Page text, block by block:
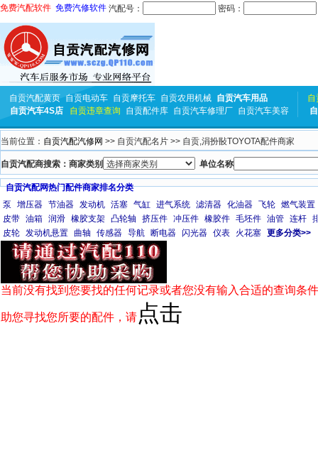
免费汽配软件 免费汽修软件 汽配号： 密码：
自贡汽配黄页 自贡电动车 自贡摩托车 自贡农用机械 自贡汽车用品
自贡汽车4S店
自贡违章查询 自贡配件库 自贡汽车修理厂 自贡汽车美容
自
当前位置： 自贡汽配汽修网 >> 自贡汽配名片 >> 自贡,涓扮敯TOYOTA配件商家
自贡汽配商搜索：商家类别 单位名称
自贡汽配网热门配件商家排名分类
泵
增压器 节油器 发动机 活塞 气缸 进气系统 滤清器 化油器 飞轮 燃气装置
皮带 油箱 润滑 橡胶支架 凸轮轴 挤压件 冲压件 橡胶件 毛坯件 油管 连杆
皮轮 发动机悬置 曲轴 传感器 导航 断电器 闪光器 仪表 火花塞 更多分类>>
当前没有找到您要找的任何记录或者您没有输入合适的查询条
助您寻找您所要的配件，请 点击